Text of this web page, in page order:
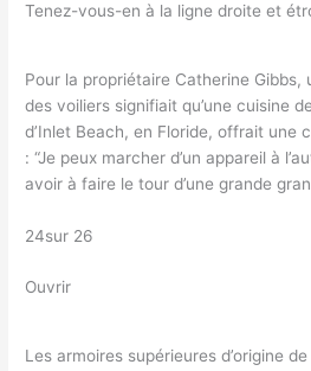
Tenez-vous-en à la ligne droite et
Pour la propriétaire Catherine Gibbs,
des voiliers signifiait qu’une cuisine
d’Inlet Beach, en Floride, offrait une
: “Je peux marcher d’un appareil à
avoir à faire le tour d’une grande
24sur 26
Ouvrir
Les armoires supérieures d’origine